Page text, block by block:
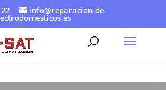
info@reparacion-de-